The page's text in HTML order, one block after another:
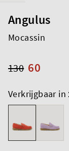
Angulus
Mocassin
60
130
Verkrijgbaar in